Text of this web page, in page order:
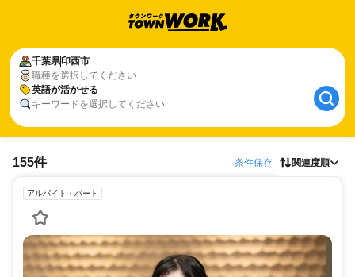
千葉県印西市
職種を選択してください
英語が活かせる
キーワードを選択してください
155件 条件保存 関連度順
アルバイト・パート